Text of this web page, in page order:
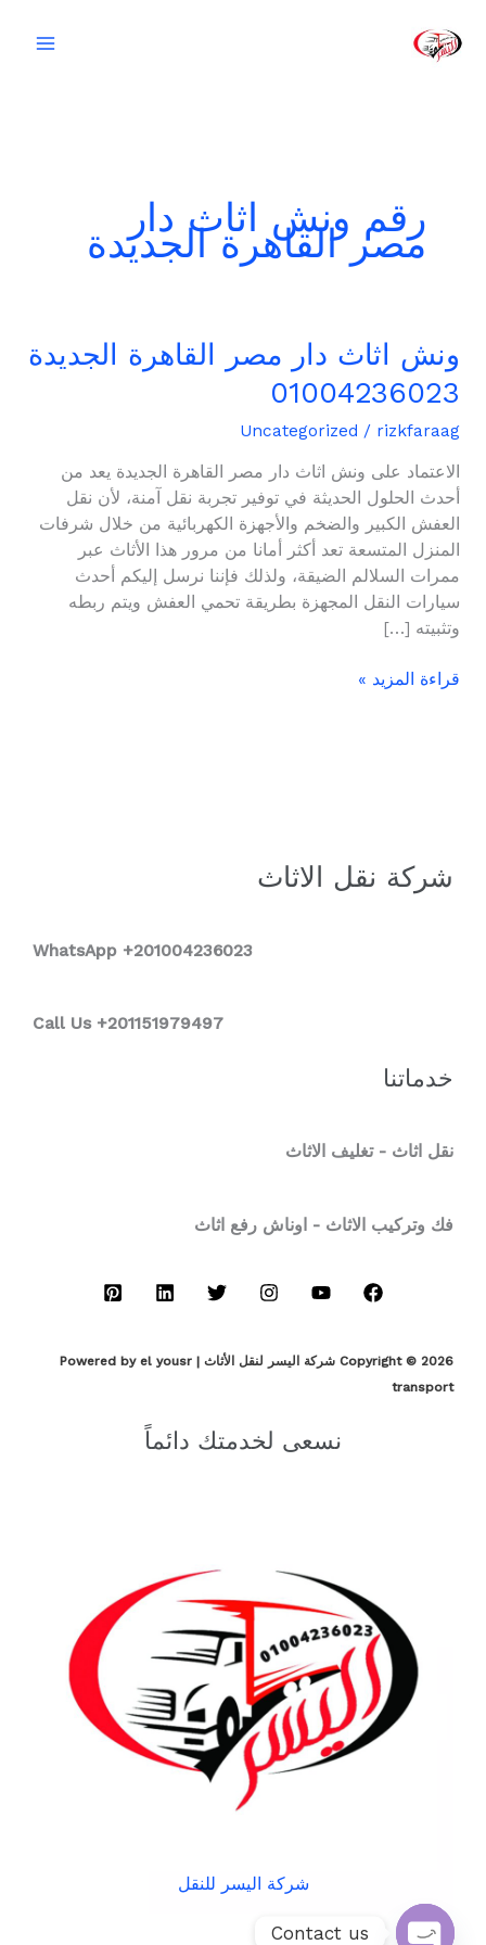
المحتوى
رقم ونش اثاث دار
مصر القاهرة الجديدة
ونش اثاث دار مصر القاهرة الجديدة
01004236023
Uncategorized / rizkfaraag
الاعتماد على ونش اثاث دار مصر القاهرة الجديدة يعد من
أحدث الحلول الحديثة في توفير تجربة نقل آمنة، لأن نقل
العفش الكبير والضخم والأجهزة الكهربائية من خلال شرفات
المنزل المتسعة تعد أكثر أمانا من مرور هذا الأثاث عبر
ممرات السلالم الضيقة، ولذلك فإننا نرسل إليكم أحدث
سيارات النقل المجهزة بطريقة تحمي العفش ويتم ربطه
وتثبيته […]
ونش
اثاث
دار
مصر
الجديدة
01004236023
قراءة المزيد »
شركة نقل الاثاث
WhatsApp +201004236023
Call Us +201151979497
خدماتنا
نقل اثاث - تغليف الاثاث
فك وتركيب الاثاث - اوناش رفع اثاث
Copyright © 2026 شركة اليسر لنقل الأثاث | Powered by el yousr
transport
نسعى لخدمتك دائماً
شركة اليسر للنقل
Contact us